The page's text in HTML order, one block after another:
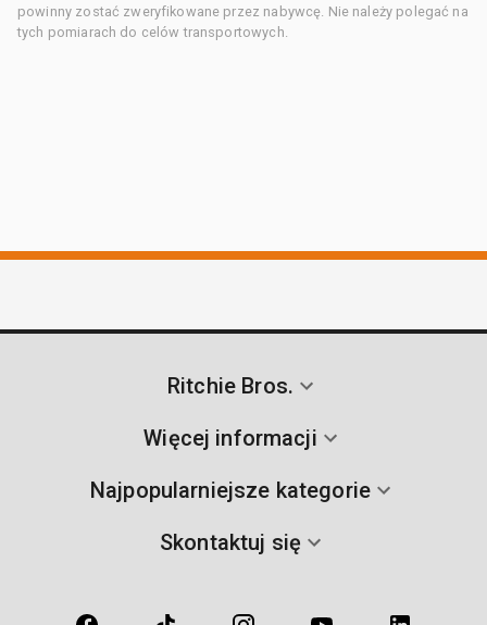
powinny zostać zweryfikowane przez nabywcę. Nie należy polegać na
tych pomiarach do celów transportowych.
Ritchie Bros.
Więcej informacji
Najpopularniejsze kategorie
Skontaktuj się